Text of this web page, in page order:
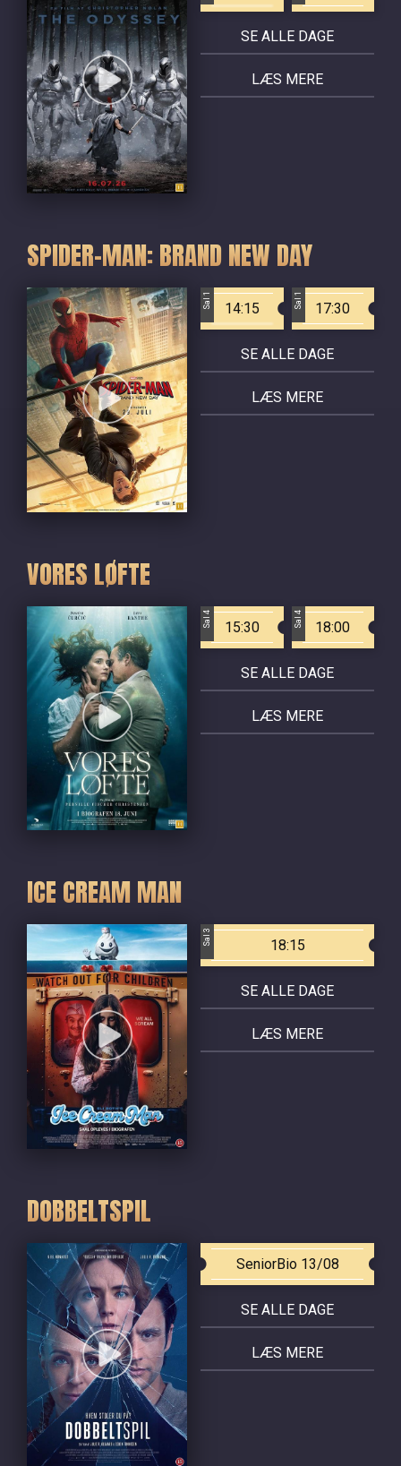
SE ALLE DAGE
LÆS MERE
SPIDER-MAN: BRAND NEW DAY
Sal 1 14:15 Sal 1 17:30
SE ALLE DAGE
LÆS MERE
VORES LØFTE
Sal 4 15:30 Sal 4 18:00
SE ALLE DAGE
LÆS MERE
ICE CREAM MAN
Sal 3 18:15
SE ALLE DAGE
LÆS MERE
DOBBELTSPIL
SeniorBio 13/08
SE ALLE DAGE
LÆS MERE